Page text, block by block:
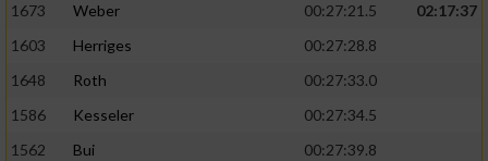
1673
Weber 00:27:21.5
02:17:37
1603
Herriges
00:27:28.8
1648
Roth
00:27:33.0
1586
Kesseler
00:27:34.5
1562
Bui
00:27:39.8